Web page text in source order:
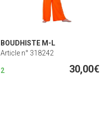
BOUDHISTE M-L
Article n° 318242
2 30,00€